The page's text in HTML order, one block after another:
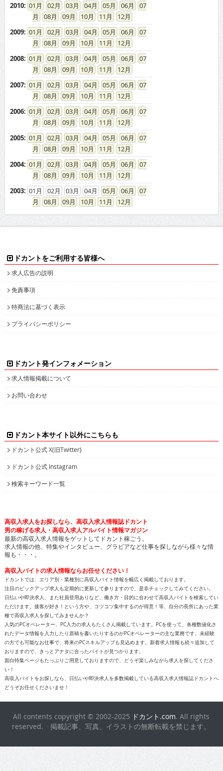
2010: 01 02 03 04 05 06
07
08
09 10 11
12
2009: 01 02 03 04 05 06
07
08
09 10 11
12
2008: 01 02 03 04 05 06
07
08
09 10 11
12
2007: 01 02 03 04 05 06
07
08
09 10 11
12
2006: 01 02 03 04 05 06
07
08
09 10 11
12
2005: 01 02 03 04 05 06
07
08
09 10 11
12
2004: 01 02 03 04 05 06
07
08
09 10 11
12
2003: 01 02 03 04 05 06
07
08
09 10 11 12
ドカントをご利用する皆様へ
求人広告の説明
免責事項
特商法に基づく表示
プライバシーポリシー
ドカント発インフォメーション
求人情報掲載について
お問い合わせ
ドカント本サイト以外にこちらも
ドカント公式 X(旧Twitter)
ドカント公式 Instagram
検索キーワード一覧
高収入求人をお探しなら、高収入求人情報誌ドカント
男の稼げる求人・高収入求人アルバイト情報マガジン
最新の高収入求人情報をゲットしてドカント稼ごう。
求人情報の他、特集やインタビュー、グラビアなど仕事を探しながら様々な情
報も・・・。
高収入バイトの求人情報ならお任せください！
ドカントでは、エリア別・業種別に高収入バイト情報を幅広く掲載しております。
注目のピックアップ求人も定期的に更新して参りますので、是非チェックしてみてください。
日払いや即決求人、また社員登用ありなど、働き方・目的に合わせて高収入バイトを検索してい
ただけます。接客が好き！という方や、コツコツ集中するのが得意！等、自分の長所にあった業
種で高収入求人を探してみませんか？
人気のPCオペレーター、PC入力の求人もたくさん掲載しています。PCを使って、各種数値化さ
れたデータ情報を入力したり原稿を書いたりするのがPCオペレーターの主な業務です。未経験
の方でも可能なお仕事で、将来のPCスキルアップも見込めます。新着求人情報も続々追加して
おりますので、きっとアナタに合ったバイトが見つかります。
面白特集ページもたっぷりご用意しておりますので、どうぞ楽しみながら求人を探してくださ
い！
高収入バイトをお探しなら、日払いや即決求人を多数掲載している高収入求人情報誌ドカントへ
どうぞお任せくださいませ！
All contents copyright © 2002-2025 ドカント.com. All rights
reserved. 掲載記事、写真、イラストの無断転載を禁じます。